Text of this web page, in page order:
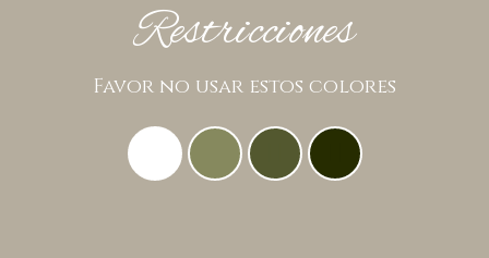
Restricciones
Favor no usar estos colores